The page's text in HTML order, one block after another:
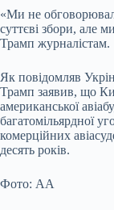
«Ми не
суттєві збори, але
Трамп журналістам.
Як повідомляв
Трамп заявив, що
американської
багатомільярдної
комерційних
десять років.
Фото: AA